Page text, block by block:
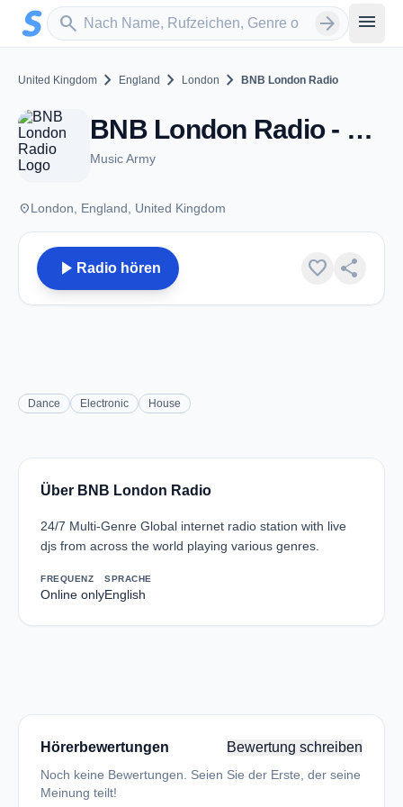
Zum Hauptinhalt springen
search
Sender suchen arrow_forward menu
United Kingdom chevron_right England chevron_right London chevron_right BNB London Radio
BNB London Radio - London
Music Army
placeLondon, England, United Kingdom
play_arrow Radio hören favorite share
Dance Electronic House
Über BNB London Radio
24/7 Multi-Genre Global internet radio station with live
djs from across the world playing various genres.
FREQUENZ
Online only
SPRACHE
English
Hörerbewertungen Bewertung schreiben
Noch keine Bewertungen. Seien Sie der Erste, der seine
Meinung teilt!